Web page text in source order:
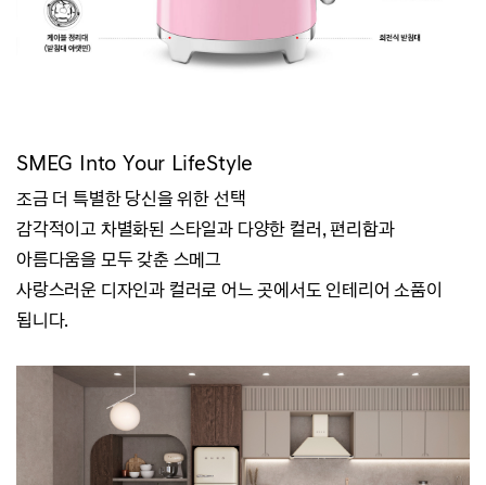
SMEG Into Your LifeStyle
조금 더 특별한 당신을 위한 선택
감각적이고 차별화된 스타일과 다양한 컬러, 편리함과
아름다움을 모두 갖춘 스메그
사랑스러운 디자인과 컬러로 어느 곳에서도 인테리어 소품이
됩니다.